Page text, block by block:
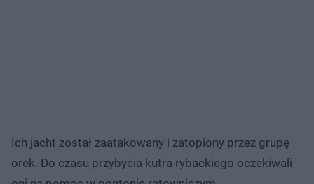
Ich jacht został zaatakowany i zatopiony przez grupę
orek. Do czasu przybycia kutra rybackiego oczekiwali